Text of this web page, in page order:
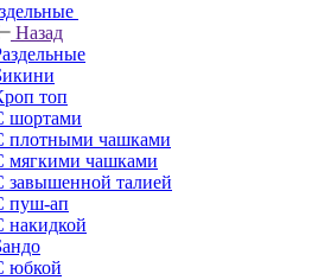
Назад
топ
шортами
плотными чашками
мягкими чашками
завышенной талией
пуш-ап
накидкой
юбкой